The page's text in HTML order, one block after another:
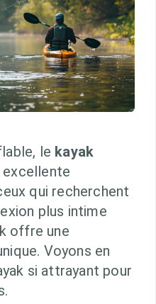
le kayak
excellente
qui recherchent
plus intime
offre une
Voyons en
si attrayant pour